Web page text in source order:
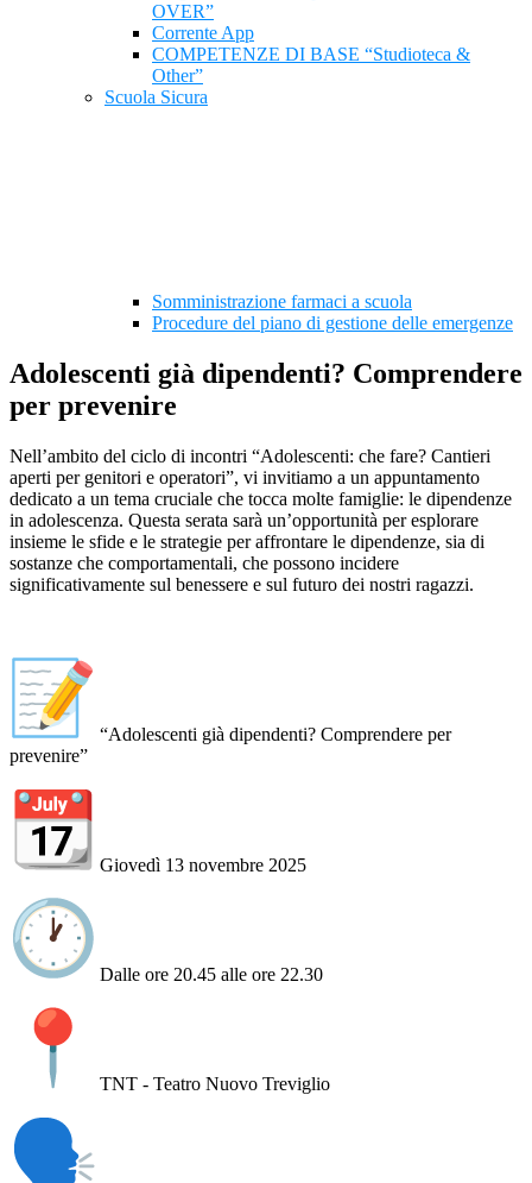
OVER”
Corrente App
COMPETENZE DI BASE “Studioteca &
Other”
Scuola Sicura
Somministrazione farmaci a scuola
Procedure del piano di gestione delle emergenze
Adolescenti già dipendenti? Comprendere
per prevenire
Nell’ambito del ciclo di incontri “Adolescenti: che fare? Cantieri
aperti per genitori e operatori”, vi invitiamo a un appuntamento
dedicato a un tema cruciale che tocca molte famiglie: le dipendenze
in adolescenza. Questa serata sarà un’opportunità per esplorare
insieme le sfide e le strategie per affrontare le dipendenze, sia di
sostanze che comportamentali, che possono incidere
significativamente sul benessere e sul futuro dei nostri ragazzi.
“Adolescenti già dipendenti? Comprendere per
prevenire”
Giovedì 13 novembre 2025
Dalle ore 20.45 alle ore 22.30
TNT - Teatro Nuovo Treviglio